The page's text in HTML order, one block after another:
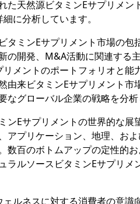
天然源ビタミンEサプリメン
に分析しています。
タミンEサプリメント市場の包
の開発、M&A活動に関連する
メントのポートフォリオと能
由来ビタミンEサプリメント市
グローバル企業の戦略を分析
Eサプリメントの世界的な展
アプリケーション、地理、お
百のボトムアップの定性的
ルソースビタミンEサプリメ
ルネスに対する消費者の意識